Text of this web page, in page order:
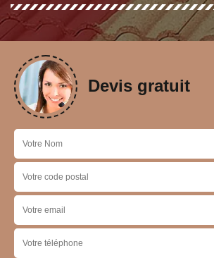
Devis gratuit